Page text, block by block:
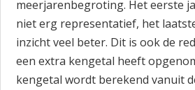
meerjarenbegroting. Het eerste
niet erg representatief, het
inzicht veel beter. Dit is ook de
een extra kengetal heeft
kengetal wordt berekend vanuit